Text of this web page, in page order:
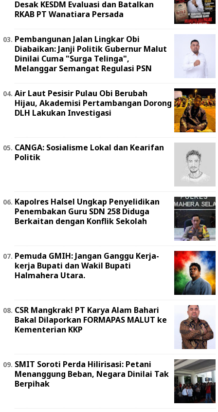
Desak KESDM Evaluasi dan Batalkan
RKAB PT Wanatiara Persada ‎
Pembangunan Jalan Lingkar Obi
Diabaikan: Janji Politik Gubernur Malut
Dinilai Cuma "Surga Telinga",
Melanggar Semangat Regulasi PSN ‎
Air Laut Pesisir Pulau Obi Berubah
Hijau, Akademisi Pertambangan Dorong
DLH Lakukan Investigasi
CANGA: Sosialisme Lokal dan Kearifan
Politik
Kapolres Halsel Ungkap Penyelidikan
Penembakan Guru SDN 258 Diduga
Berkaitan dengan Konflik Sekolah
Pemuda GMIH: Jangan Ganggu Kerja-
kerja Bupati dan Wakil Bupati
Halmahera Utara.
‎CSR Mangkrak! PT Karya Alam Bahari
Bakal Dilaporkan FORMAPAS MALUT ke
Kementerian KKP
SMIT Soroti Perda Hilirisasi: Petani
Menanggung Beban, Negara Dinilai Tak
Berpihak